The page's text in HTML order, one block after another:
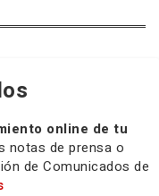
online de tu
notas de prensa o
de Comunicados de